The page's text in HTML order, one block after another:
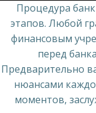
Процедура
этапов. Любой
финансовым
перед
Предварительно
нюансами
моментов,